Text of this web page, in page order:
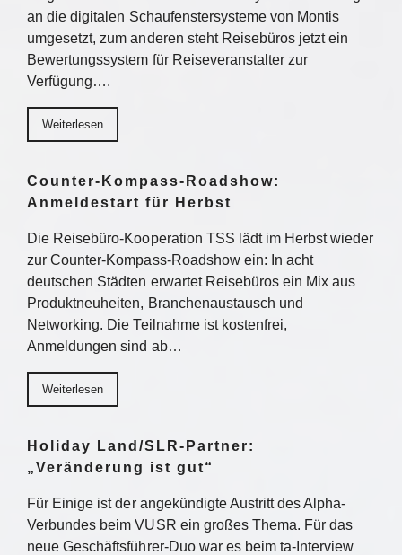
an die digitalen Schaufenstersysteme von Montis
umgesetzt, zum anderen steht Reisebüros jetzt ein
Bewertungssystem für Reiseveranstalter zur
Verfügung….
Weiterlesen
Counter-Kompass-Roadshow:
Anmeldestart für Herbst
Die Reisebüro-Kooperation TSS lädt im Herbst wieder
zur Counter-Kompass-Roadshow ein: In acht
deutschen Städten erwartet Reisebüros ein Mix aus
Produktneuheiten, Branchenaustausch und
Networking. Die Teilnahme ist kostenfrei,
Anmeldungen sind ab…
Weiterlesen
Holiday Land/SLR-Partner:
„Veränderung ist gut“
Für Einige ist der angekündigte Austritt des Alpha-
Verbundes beim VUSR ein großes Thema. Für das
neue Geschäftsführer-Duo war es beim ta-Interview